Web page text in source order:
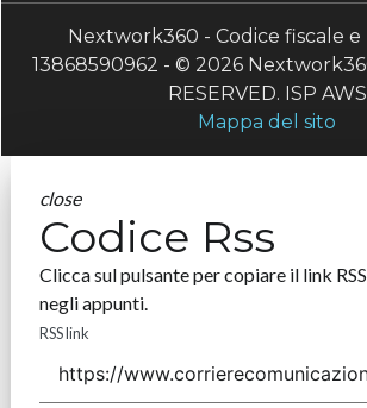
Nextwork360 - Codice fiscale e
13868590962 - © 2026
RESERVED. ISP AWS
Mappa del sito
close
Codice Rss
Clicca sul pulsante per copiare il link RSS
negli appunti.
RSS link